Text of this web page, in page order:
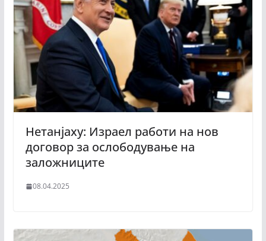
Нетанјаху: Израел работи на нов
договор за ослободување на
заложниците
08.04.2025